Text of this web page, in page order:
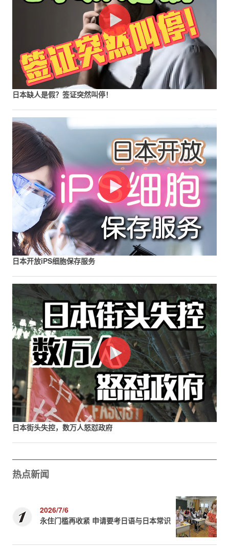
日本缺人是假？签证突然叫停！
日本开放iPS细胞保存服务
日本街头失控，数万人怒怼政府
热点新闻
2026/7/6
永住门槛再收紧 申请要考日语与日本常识